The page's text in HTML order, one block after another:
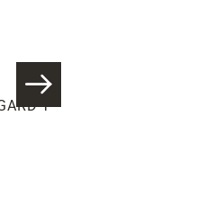
Torf 'Floratorf'